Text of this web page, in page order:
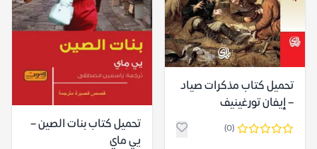
تحميل كتاب مذكرات صياد
– إيفان تورغينيف
(0)
تحميل كتاب بنات الصين –
يي ماي